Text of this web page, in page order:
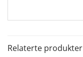
Relaterte produkter